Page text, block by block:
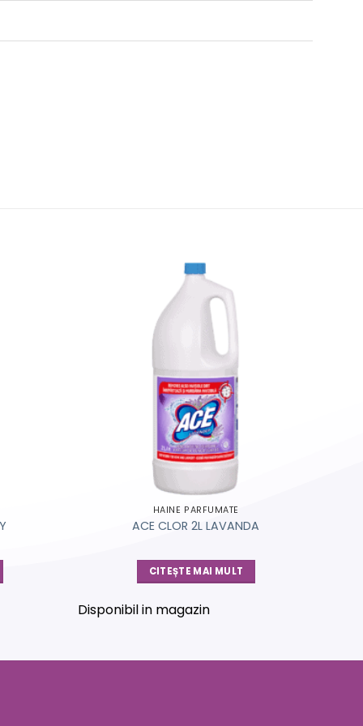
HAINE PARFUMATE
ACE CLOR 2L LAVANDA
CITEȘTE MAI MULT
Disponibil in magazin